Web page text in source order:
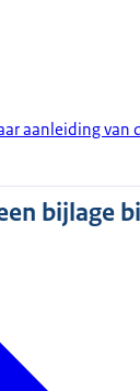
aanleiding van
bijlage